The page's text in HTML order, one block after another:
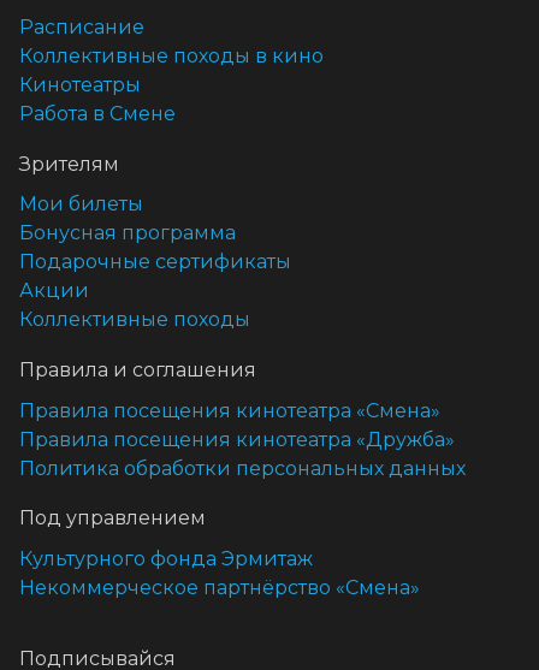
Расписание
Коллективные походы в кино
Кинотеатры
Работа в Смене
Зрителям
Мои билеты
Бонусная программа
Подарочные сертификаты
Акции
Коллективные походы
Правила и соглашения
Правила посещения кинотеатра «Смена»
Правила посещения кинотеатра «Дружба»
Политика обработки персональных данных
Под управлением
Культурного фонда Эрмитаж
Некоммерческое партнёрство «Смена»
Подписывайся